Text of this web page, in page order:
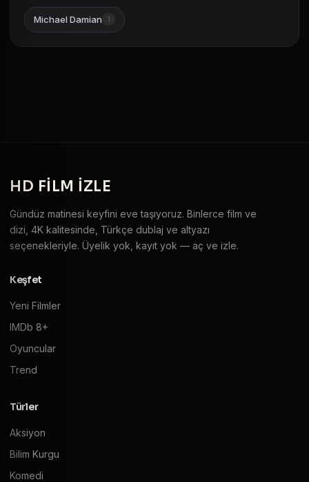
Michael Damian 1
HD FILM IZLE
Gündüz matinesi keyfini eve taşıyoruz. Binlerce film ve
dizi, 4K kalitesinde, Türkçe dublaj ve altyazı
seçenekleriyle. Üyelik yok, kayıt yok — aç ve izle.
Keşfet
Yeni Filmler
IMDb 8+
Oyuncular
Trend
Türler
Aksiyon
Bilim Kurgu
Komedi